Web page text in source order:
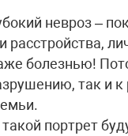
невроз –
расстройства,
болезнью!
так и
портрет